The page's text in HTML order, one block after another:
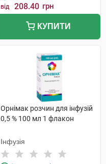
від 208.40 грн
КУПИТИ
Орнімак розчин для інфузій
0,5 % 100 мл 1 флакон
Інфузія